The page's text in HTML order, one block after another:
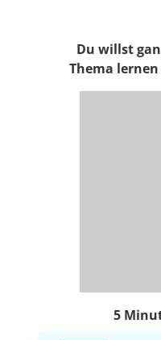
Du willst
Thema
5